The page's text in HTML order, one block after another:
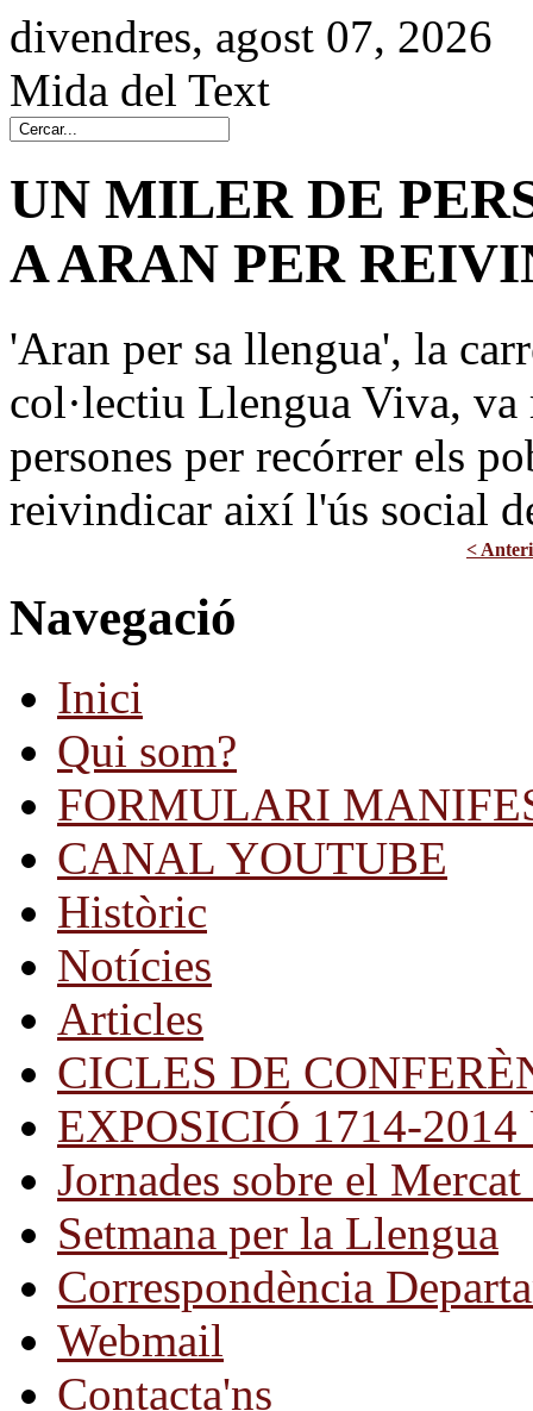
divendres, agost 07, 2026
Mida del Text
UN MILER DE
A ARAN PER
'Aran per sa llengua', la
col·lectiu Llengua Viva, va
persones per recórrer els
reivindicar així l'ús social
<
Navegació
Inici
Qui som?
FORMULARI
CANAL YOUTUBE
Històric
Notícies
Articles
CICLES DE
EXPOSICIÓ 1714-
Jornades sobre el
Setmana per la Llengua
Correspondència
Webmail
Contacta'ns